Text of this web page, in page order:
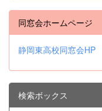
同窓会ホームページ
静岡東高校同窓会HP
検索ボックス